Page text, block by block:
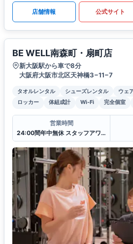
店舗情報 公式サイト
BE WELL南森町・扇町店
新大阪駅から車で8分
大阪府大阪市北区天神橋3−11−7
タオルレンタル シューズレンタル ウェ
ロッカー
体組成計 Wi-Fi 完全個室
営業時間
24:00間年中無休 スタッフアワー(11:00〜22:00)